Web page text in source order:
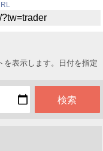
を表示します。日付を指定